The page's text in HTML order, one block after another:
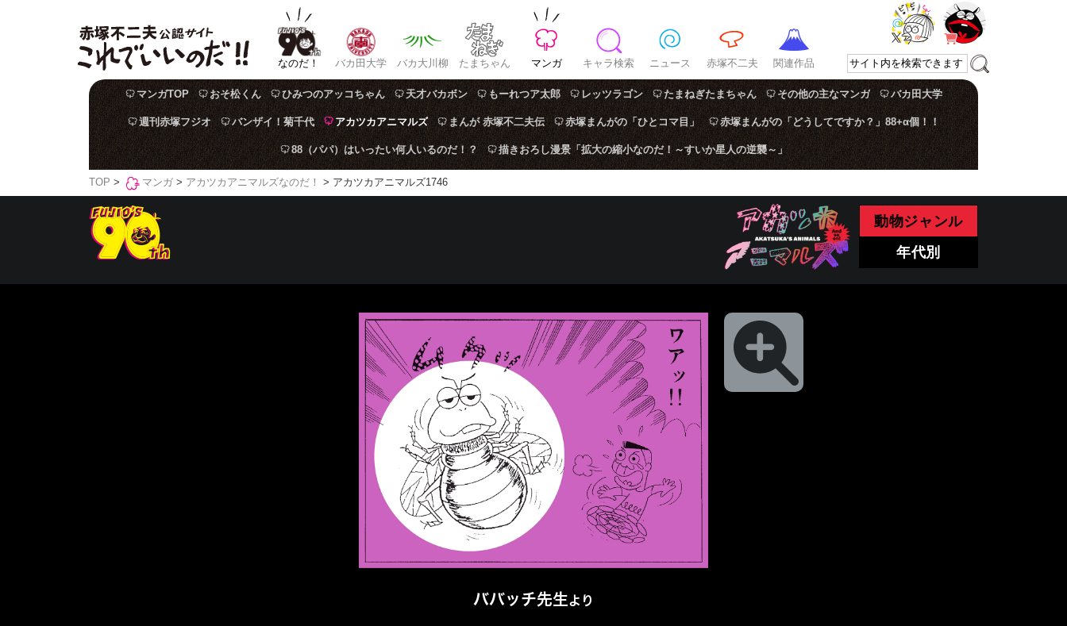
なのだ！ バカ田大学 バカ大川柳 たまちゃん マンガ キャラ検索 ニュース 赤塚不二夫 関連作品
マンガTOP おそ松くん ひみつのアッコちゃん 天才バカボン もーれつア太郎 レッツラゴン たまねぎたまちゃん その他の主なマンガ バカ田大学
週刊赤塚フジオ バンザイ！菊千代 アカツカアニマルズ まんが 赤塚不二夫伝 赤塚まんがの「ひとコマ目」 赤塚まんがの「どうしてですか？」88+α個！！
88（パパ）はいったい何人いるのだ！？ 描きおろし漫景「拡大の縮小なのだ！～すいか星人の逆襲～」
TOP > マンガ > アカツカアニマルズなのだ！ > アカツカアニマルズ1746
動物ジャンル
年代別
ババッチ先生より